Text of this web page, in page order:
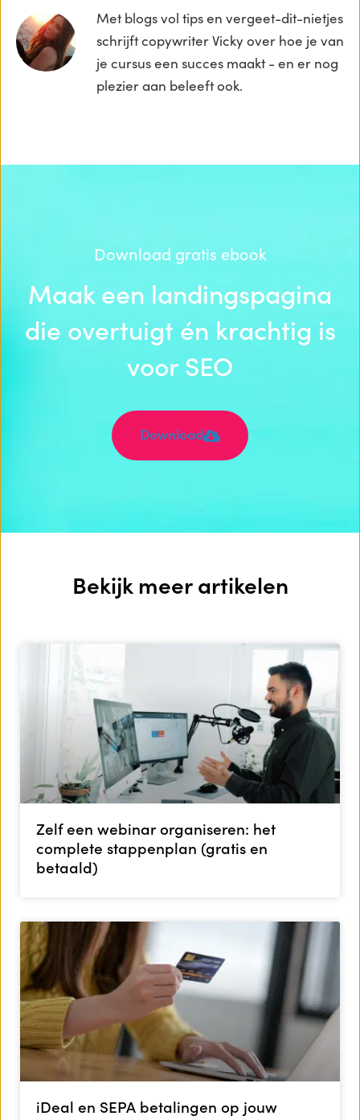
Met blogs vol tips en vergeet-dit-nietjes
schrijft copywriter Vicky over hoe je van
je cursus een succes maakt - en er nog
plezier aan beleeft ook.
Download gratis ebook
Maak een landingspagina
die overtuigt én krachtig is
voor SEO
Download
Bekijk meer artikelen
Zelf een webinar organiseren: het
complete stappenplan (gratis en
betaald)
iDeal en SEPA betalingen op jouw